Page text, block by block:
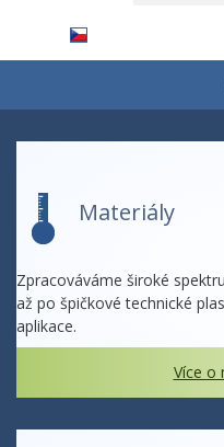
Materiály
Zpracováváme široké
až po špičkové technické
aplikace.
Více o